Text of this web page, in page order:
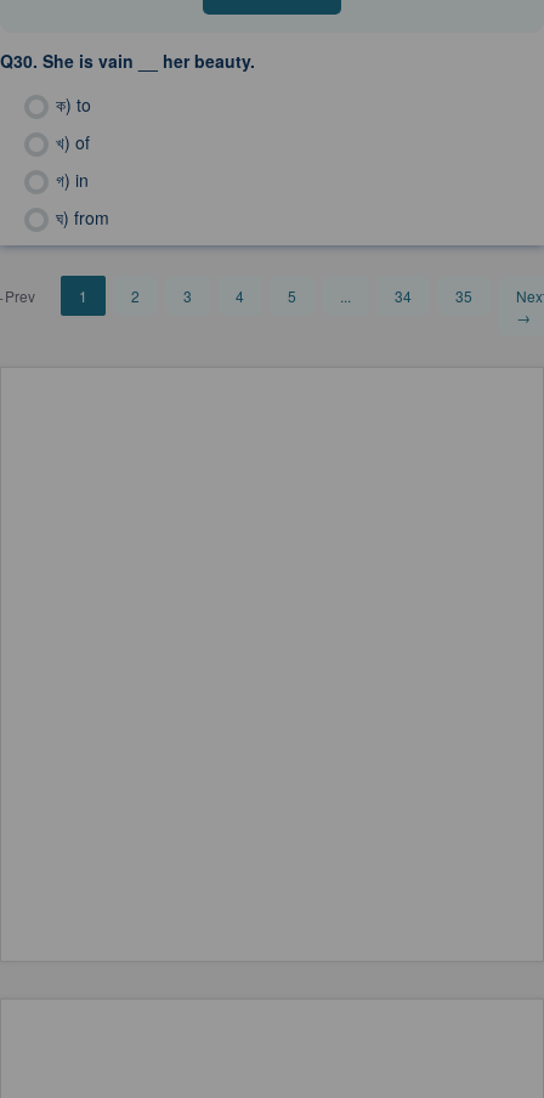
Q30. She is vain __ her beauty.
ক) to
খ) of
গ) in
ঘ) from
1 2 3 4 5 ... 34 35
→